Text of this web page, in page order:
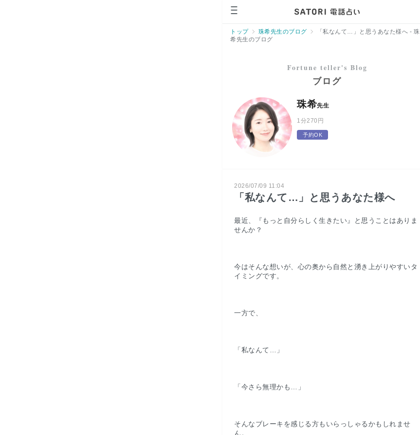
トップ 珠希先生のブログ
「私なんて…」と思うあなた様へ - 珠
希先生のブログ
ブログ
珠希先生
1分270円
予約OK
2026/07/09 11:04
「私なんて…」と思うあなた様へ
最近、『もっと自分らしく生きたい』と思うことはありま
せんか？
今はそんな想いが、心の奥から自然と湧き上がりやすいタ
イミングです。
一方で、
「私なんて…」
「今さら無理かも…」
そんなブレーキを感じる方もいらっしゃるかもしれませ
ん。